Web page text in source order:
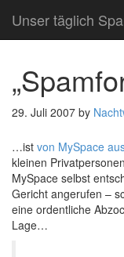
Unser täglich
29. Juli 2007 by
…ist von MySpace
kleinen
MySpace selbst
Gericht angerufen –
eine ordentliche
Lage…